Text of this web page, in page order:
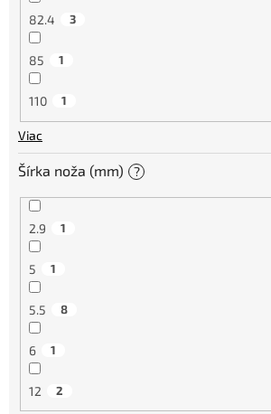
82.4 3
85 1
110 1
Viac
Šírka noža (mm) ?
2.9 1
5 1
5.5 8
6 1
12 2